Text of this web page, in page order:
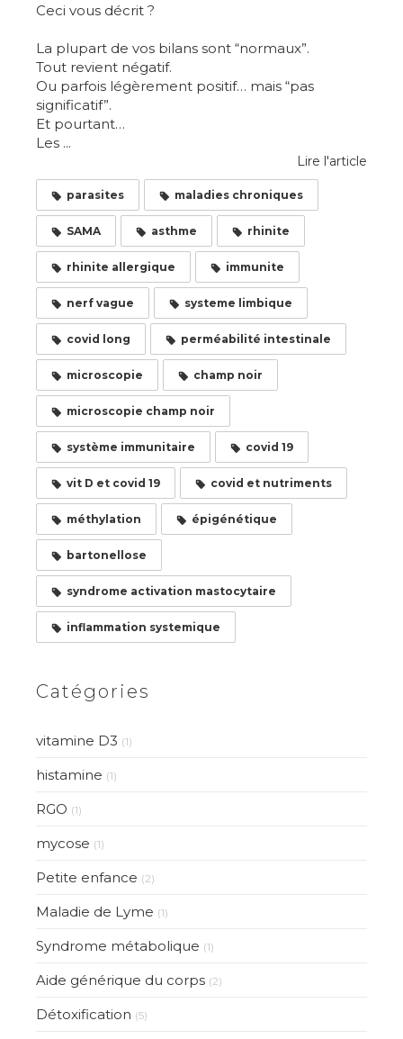
Ceci vous décrit ?
La plupart de vos bilans sont “normaux”.
Tout revient négatif.
Ou parfois légèrement positif… mais “pas
significatif”.
Et pourtant…
Les ...
Lire l'article
parasites maladies chroniques
SAMA asthme rhinite
rhinite allergique immunite
nerf vague systeme limbique
covid long perméabilité intestinale
microscopie champ noir
microscopie champ noir
système immunitaire covid 19
vit D et covid 19 covid et nutriments
méthylation épigénétique
bartonellose
syndrome activation mastocytaire
inflammation systemique
Catégories
vitamine D3 (1)
histamine (1)
RGO (1)
mycose (1)
Petite enfance (2)
Maladie de Lyme (1)
Syndrome métabolique (1)
Aide générique du corps (2)
Détoxification (5)